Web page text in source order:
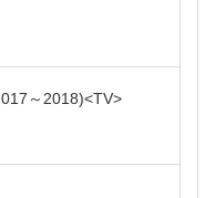
～2018 TV